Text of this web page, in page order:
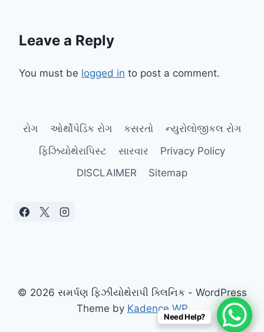
Leave a Reply
You must be logged in to post a comment.
રોગ ઓર્થોપેડિક રોગ કસરતો
ન્યુરોલોજીકલ રોગ
ફિઝિયોથેરાપિસ્ટ
સારવાર
Privacy Policy
DISCLAIMER
Sitemap
© 2026 સમર્પણ ફિઝીયોથેરાપી ક્લિનિક - WordPress
Theme by Kadence WP
Need Help?